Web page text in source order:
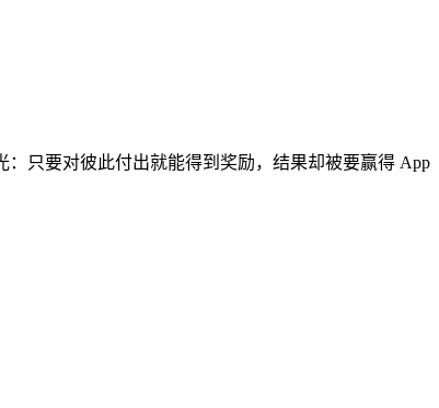
只要对彼此付出就能得到奖励，结果却被要赢得 App